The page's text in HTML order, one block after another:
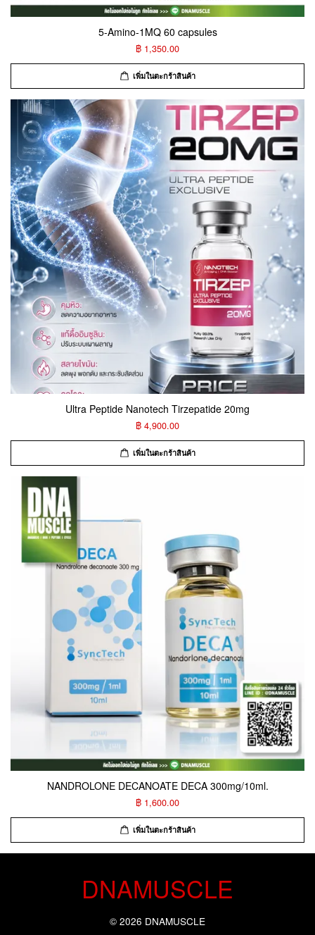
5-Amino-1MQ 60 capsules
฿ 1,350.00
เพิ่มในตะกร้าสินค้า
Ultra Peptide Nanotech Tirzepatide 20mg
฿ 4,900.00
เพิ่มในตะกร้าสินค้า
NANDROLONE DECANOATE DECA 300mg/10ml.
฿ 1,600.00
เพิ่มในตะกร้าสินค้า
DNAMUSCLE
© 2026 DNAMUSCLE